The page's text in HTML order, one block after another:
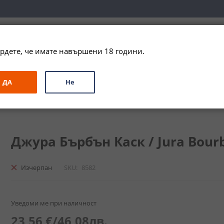
ЗА ПОДАРЪК ПРОМО СПЕЦИАЛНИ ПРЕДЛОЖЕНИЯ
Джура Бърбън Каск / Jura
Изчерпан SKU 8582
Уведоми ме при наличност
че имате навършени 18 години.
ДА Не